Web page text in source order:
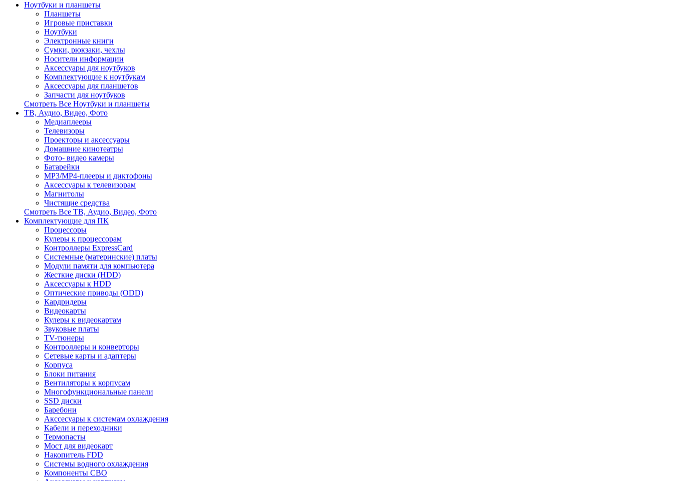
Ноутбуки и планшеты
Планшеты
Игровые приставки
Ноутбуки
Электронные книги
Сумки, рюкзаки, чехлы
Носители информации
Аксессуары для ноутбуков
Комплектующие к ноутбукам
Аксессуары для планшетов
Запчасти для ноутбуков
Смотреть Все Ноутбуки и планшеты
ТВ, Аудио, Видео, Фото
Медиаплееры
Телевизоры
Проекторы и аксессуары
Домашние кинотеатры
Фото- видео камеры
Батарейки
MP3/MP4-плееры и диктофоны
Аксессуары к телевизорам
Магнитолы
Чистящие средства
Смотреть Все ТВ, Аудио, Видео, Фото
Комплектующие для ПК
Процессоры
Кулеры к процессорам
Контроллеры ExpressCard
Системные (материнские) платы
Модули памяти для компьютера
Жесткие диски (HDD)
Аксессуары к HDD
Оптические приводы (ODD)
Кардридеры
Видеокарты
Кулеры к видеокартам
Звуковые платы
TV-тюнеры
Контроллеры и конверторы
Сетевые карты и адаптеры
Корпуса
Блоки питания
Вентиляторы к корпусам
Многофункциональные панели
SSD диски
Баребони
Акссесуары к системам охлаждения
Кабели и переходники
Термопасты
Мост для видеокарт
Накопитель FDD
Системы водного охлаждения
Компоненты СВО